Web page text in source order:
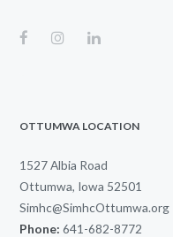
OTTUMWA LOCATION
1527 Albia Road
Ottumwa, Iowa 52501
Simhc@SimhcOttumwa.org
Phone: 641-682-8772